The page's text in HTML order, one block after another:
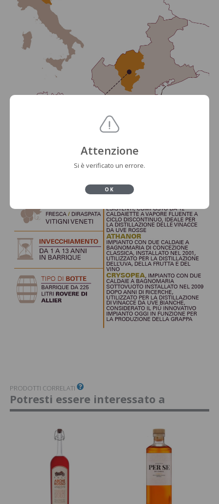
PRODOTTI CORRELATI
Potresti essere interessato a
Attenzione
Si è verificato un errore.
OK